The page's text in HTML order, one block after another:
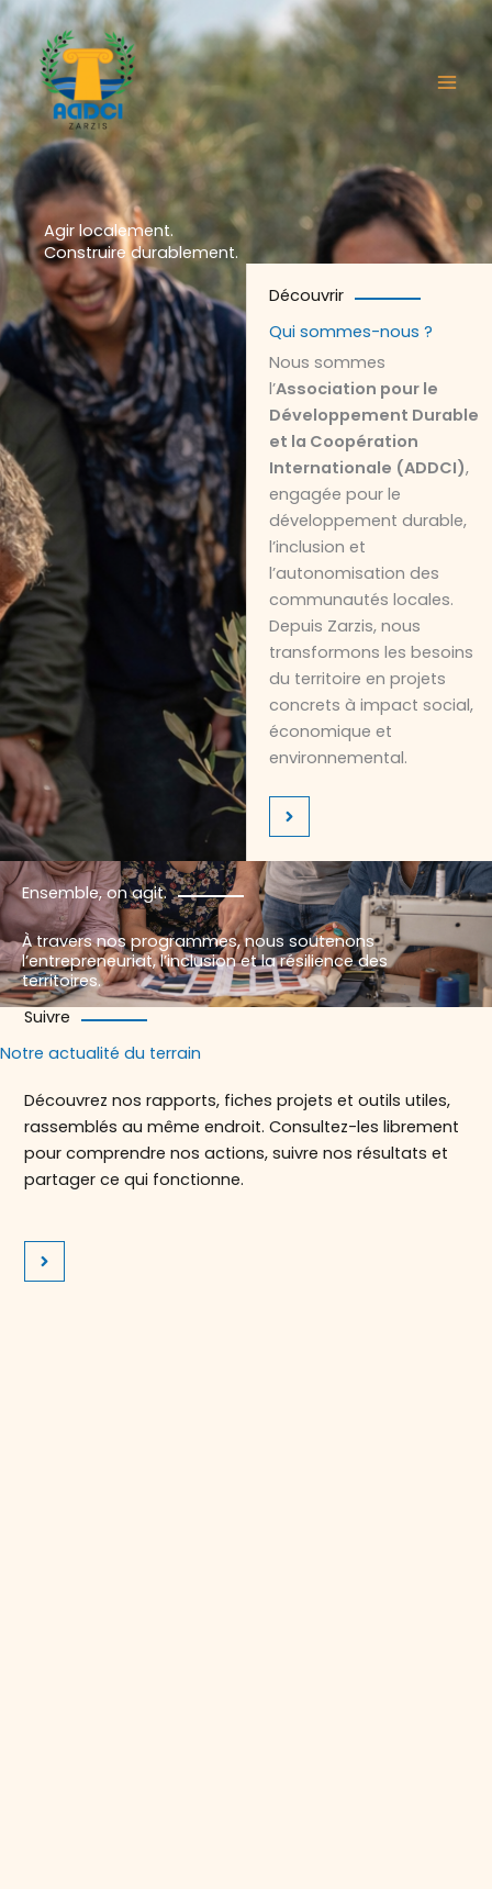
Aller
au
contenu
Agir localement.
Construire durablement.
Ensemble, on agit.
À travers nos programmes, nous soutenons
l’entrepreneuriat, l’inclusion et la résilience des
territoires.
Découvrir
Qui sommes-nous ?
Nous sommes
l’Association pour le
Développement Durable
et la Coopération
Internationale (ADDCI),
engagée pour le
développement durable,
l’inclusion et
l’autonomisation des
communautés locales.
Depuis Zarzis, nous
transformons les besoins
du territoire en projets
concrets à impact social,
économique et
environnemental.
Suivre
Notre actualité du terrain
Découvrez nos rapports, fiches projets et outils utiles,
rassemblés au même endroit. Consultez-les librement
pour comprendre nos actions, suivre nos résultats et
partager ce qui fonctionne.